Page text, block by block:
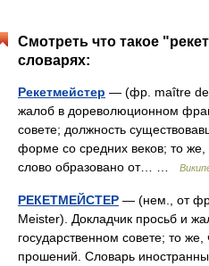
Смотреть что такое
словарях:
Рекетмейстер — (фр. maître
жалоб в дореволюционном
совете; должность
форме со средних веков; то же,
слово образовано от… …
РЕКЕТМЕЙСТЕР — (нем., от
Meister). Докладчик просьб и
государственном совете; то же,
прошений. Словарь